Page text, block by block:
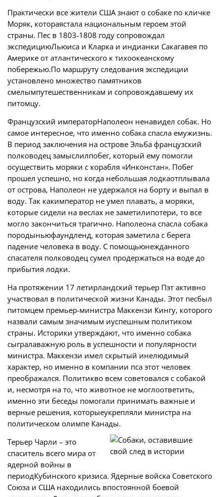
Практически все жители США знают о собаке по кличке
Моряк, котораястала национальным героем этой
страны. Пес в 1803-1808 году сопровождал
экспедициюЛьюиса и Кларка и индианки Сакагавея по
Америке от атлантического к тихоокеанскому
побережью.По маршруту следования экспедиции
установлено множество памятников
смелымпутешественникам и сопровождавшему их
питомцу.
Французский императорНаполеон ненавидел собак. Но
самое интересное, что именно собака спасла емужизнь.
В период заключения на острове Эльба французский
полководец замыслилпобег, который ему помогли
осуществить моряки с корабля «Инконстан». Побег
прошел успешно, но когда небольшая лодкаотплывала
от острова, Наполеон не удержался на борту и выпал в
воду. Так какимператор не умел плавать, а моряки,
которые сидели на веслах не заметилипотери, то все
могло закончиться трагично. Наполеона спасла собака
породыньюфаундленд, которая заметила с берега
падение человека в воду. С помощьюнежданного
спасателя полководец сумел продержаться на воде до
прибытия лодки.
На протяжении 17 летирландский терьер Пэт активно
участвовал в политической жизни Канады. Этот песбыл
питомцем премьер-министра Маккензи Кингу, которого
назвали самым значимым иуспешным политиком
страны. Историки утверждают, что именно собака
сыгралаважную роль в успешности и популярности
министра. Маккензи имел скрытый инелюдимый
характер, но именно в компании пса этот человек
преображался. Политикво всем советовался с собакой
и, несмотря на то, что животное не моглоответить,
именно эти беседы помогали принимать важные и
верные решения, которыеукрепляли министра на
политическом олимпе Канады.
Терьер Чарли – это
спаситель всего мира от
ядерной войны в
периодКубинского кризиса. Ядерные войска Советского
Союза и США находились впостоянной боевой